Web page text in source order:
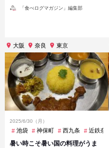
「食べログマガジン」編集部
大阪 奈良 東京
2025/6/30（月）
池袋 神保町 西九条 近鉄奈良
暑い時こそ暑い国の料理がうま